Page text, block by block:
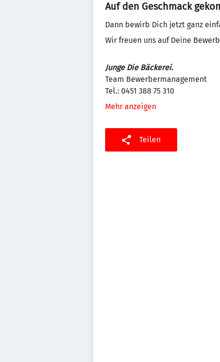
Auf den Geschmack
Dann bewirb Dich jetzt ganz
Wir freuen uns auf Deine
Junge Die Bäckerei.
Team Bewerbermanagement
Tel.: 0451 388 75 310
Mehr anzeigen
Teilen